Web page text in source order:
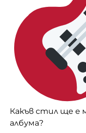
Какъв стил ще е
албума?